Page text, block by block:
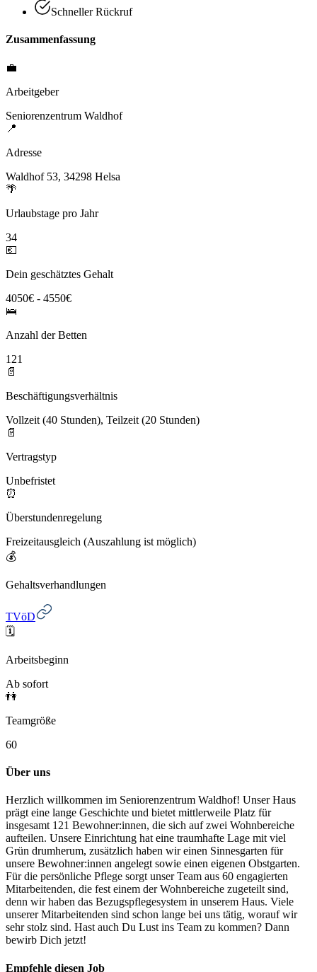
Schneller Rückruf
Zusammenfassung
💼
Arbeitgeber
Seniorenzentrum Waldhof
📍
Adresse
Waldhof 53, 34298 Helsa
🌴
Urlaubstage pro Jahr
34
💶
Dein geschätztes Gehalt
4050€ - 4550€
🛌
Anzahl der Betten
121
📄
Beschäftigungsverhältnis
Vollzeit (40 Stunden), Teilzeit (20 Stunden)
📄
Vertragstyp
Unbefristet
⏰
Überstundenregelung
Freizeitausgleich (Auszahlung ist möglich)
💰
Gehaltsverhandlungen
TVöD
🗓️
Arbeitsbeginn
Ab sofort
👫
Teamgröße
60
Über uns
Herzlich willkommen im Seniorenzentrum Waldhof! Unser Haus
prägt eine lange Geschichte und bietet mittlerweile Platz für
insgesamt 121 Bewohner:innen, die sich auf zwei Wohnbereiche
aufteilen. Unsere Einrichtung hat eine traumhafte Lage mit viel
Grün drumherum, zusätzlich haben wir einen Sinnesgarten für
unsere Bewohner:innen angelegt sowie einen eigenen Obstgarten.
Für die persönliche Pflege sorgt unser Team aus 60 engagierten
Mitarbeitenden, die fest einem der Wohnbereiche zugeteilt sind,
denn wir haben das Bezugspflegesystem in unserem Haus. Viele
unserer Mitarbeitenden sind schon lange bei uns tätig, worauf wir
sehr stolz sind. Hast auch Du Lust ins Team zu kommen? Dann
bewirb Dich jetzt!
Empfehle diesen Job